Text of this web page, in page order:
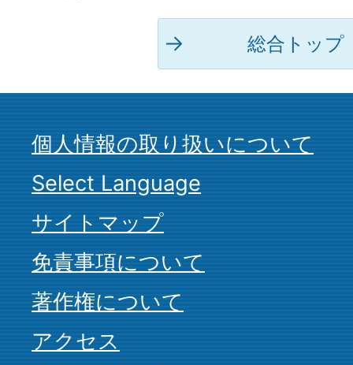
総合トップ
個人情報の取り扱いについて
Select Language
サイトマップ
免責事項について
著作権について
アクセス